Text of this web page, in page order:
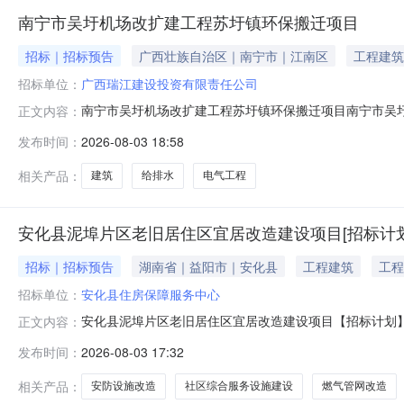
南宁市吴圩机场改扩建工程苏圩镇环保搬迁项目
招标｜招标预告 广西壮族自治区｜南宁市｜江南区
工程建筑
招标单位： 广西瑞江建设投资有限责任公司
正文内容： 南宁市吴圩机场改扩建工程苏圩镇环保搬迁项目南宁市
搬迁项目招标计划如下：招标项目名称：南宁市吴圩机
3681.45万元，具体标段和合同金
发布时间： 2026-08-03 18:58
相关产品：
建筑 给排水 电气工程
安化县泥埠片区老旧居住区宜居改造建设项目[招标计
招标｜招标预告 湖南省｜益阳市｜安化县 工程建筑
工程
招标单位： 安化县住房保障服务中心
正文内容： 安化县泥埠片区老旧居住区宜居改造建设项目【招标计
气管网5600米，道路18000平方米，消防设施20套，智
发布时间： 2026-08-03 17:32
相关产品：
安防设施改造 社区综合服务设施建设 燃气管网改造